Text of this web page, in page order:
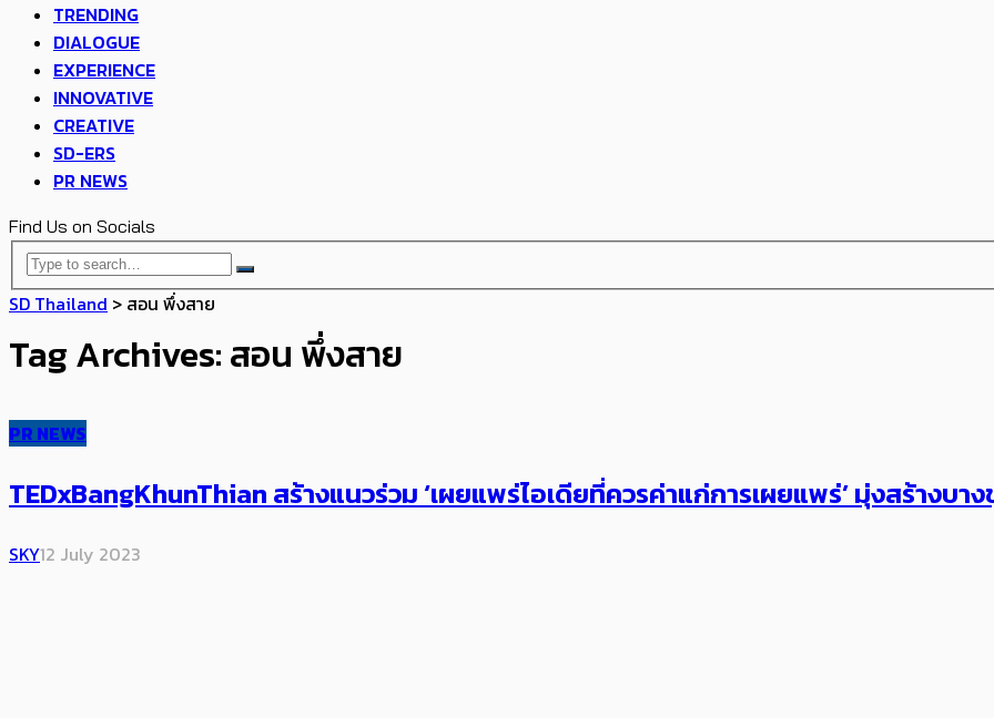
TRENDING
DIALOGUE
EXPERIENCE
INNOVATIVE
CREATIVE
SD-ERS
PR NEWS
Find Us on Socials
SD Thailand > สอน พึ่งสาย
Tag Archives: สอน พึ่งสาย
PR NEWS
TEDxBangKhunThian สร้างแนวร่วม ‘เผยแพร่ไอเดียที่ควรค่าแก่การเผยแพร่’ มุ่งสร้างบา
SKY12 July 2023